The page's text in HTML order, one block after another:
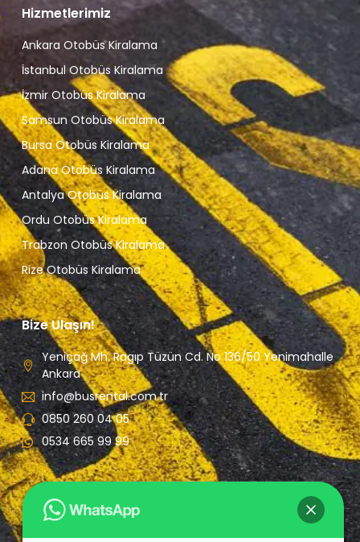
Hizmetlerimiz
Ankara Otobüs Kiralama
İstanbul Otobüs Kiralama
İzmir Otobüs Kiralama
Samsun Otobüs Kiralama
Bursa Otobüs Kiralama
Adana Otobüs Kiralama
Antalya Otobüs Kiralama
Ordu Otobüs Kiralama
Trabzon Otobüs Kiralama
Rize Otobüs Kiralama
Bize Ulaşın!
Yeniçağ Mh. Ragıp Tüzün Cd. No 136/50 Yenimahalle
Ankara
info@busrental.com.tr
0850 260 04 05
0534 665 99 99